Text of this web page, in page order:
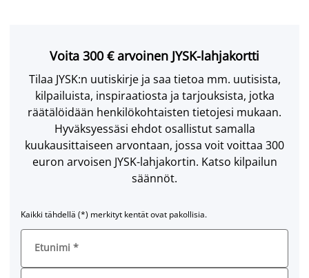
Voita 300 € arvoinen JYSK-lahjakortti
Tilaa JYSK:n uutiskirje ja saa tietoa mm. uutisista,
kilpailuista, inspiraatiosta ja tarjouksista, jotka
räätälöidään henkilökohtaisten tietojesi mukaan.
Hyväksyessäsi ehdot osallistut samalla
kuukausittaiseen arvontaan, jossa voit voittaa 300
euron arvoisen JYSK-lahjakortin. Katso kilpailun
säännöt.
Kaikki tähdellä (*) merkityt kentät ovat pakollisia.
Etunimi *